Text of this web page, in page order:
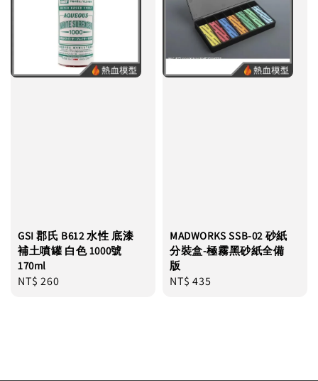
GSI 郡氏 B612 水性 底漆
補土噴罐 白色 1000號
170ml
Regular
NT$ 260
MADWORKS SSB-02 砂紙
分裝盒-極霧黑砂紙全備
版
Regular
NT$ 435